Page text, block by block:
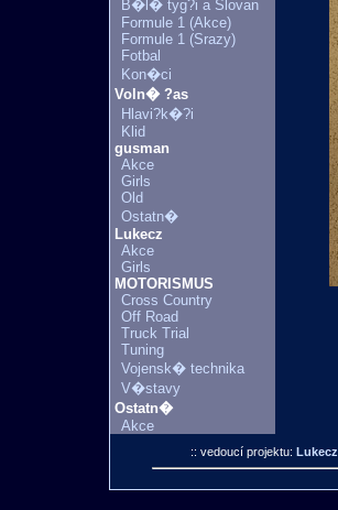
B�l� tyg?i a Slovan
Formule 1 (Akce)
Formule 1 (Srazy)
Fotbal
Kon�ci
Voln� ?as
Hlavi?k�?i
Klid
gusman
Akce
Girls
Old
Ostatn�
Lukecz
Akce
Girls
MOTORISMUS
Cross Country
Off Road
Truck Trial
Tuning
Vojensk� technika
V�stavy
Ostatn�
Akce
:: vedoucí projektu: Lukecz